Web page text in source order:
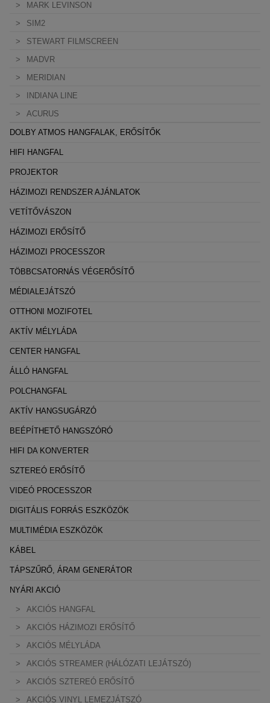
MARK LEVINSON
SIM2
STEWART FILMSCREEN
MADVR
MERIDIAN
INDIANA LINE
ACURUS
DOLBY ATMOS HANGFALAK, ERŐSÍTŐK
HIFI HANGFAL
PROJEKTOR
HÁZIMOZI RENDSZER AJÁNLATOK
VETÍTŐVÁSZON
HÁZIMOZI ERŐSÍTŐ
HÁZIMOZI PROCESSZOR
TÖBBCSATORNÁS VÉGERŐSÍTŐ
MÉDIALEJÁTSZÓ
OTTHONI MOZIFOTEL
AKTÍV MÉLYLÁDA
CENTER HANGFAL
ÁLLÓ HANGFAL
POLCHANGFAL
AKTÍV HANGSUGÁRZÓ
BEÉPÍTHETŐ HANGSZÓRÓ
HIFI DA KONVERTER
SZTEREÓ ERŐSÍTŐ
VIDEÓ PROCESSZOR
DIGITÁLIS FORRÁS ESZKÖZÖK
MULTIMÉDIA ESZKÖZÖK
KÁBEL
TÁPSZŰRŐ, ÁRAM GENERÁTOR
NYÁRI AKCIÓ
AKCIÓS HANGFAL
AKCIÓS HÁZIMOZI ERŐSÍTŐ
AKCIÓS MÉLYLÁDA
AKCIÓS STREAMER (HÁLÓZATI LEJÁTSZÓ)
AKCIÓS SZTEREÓ ERŐSÍTŐ
AKCIÓS VINYL LEMEZJÁTSZÓ